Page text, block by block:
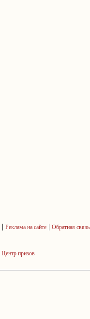
| Реклама на сайте| Обратная связь
Центр призов